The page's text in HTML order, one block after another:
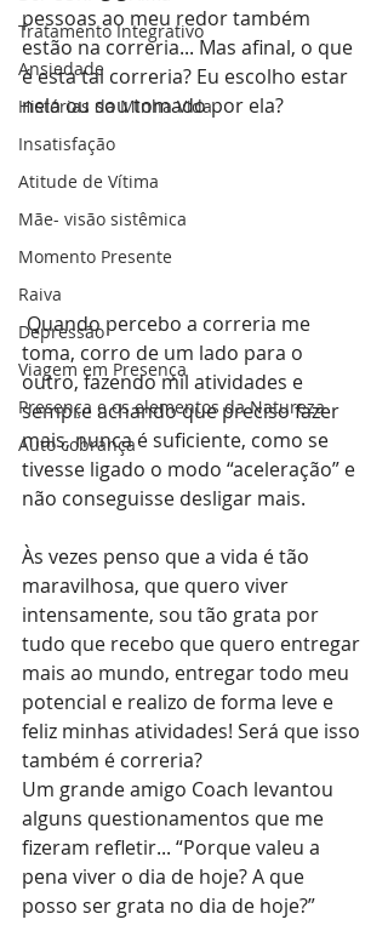
Tratamento Integrativo
Ansiedade
Histórias da Minha Vida
Insatisfação
Atitude de Vítima
Mãe- visão sistêmica
Momento Presente
Raiva
Depressão
Viagem em Presença
Presença e os elementos da Natureza
Auto cobrança
pessoas ao meu redor também
estão na correria... Mas afinal, o que
é esta tal correria? Eu escolho estar
nela ou sou tomado por ela?
Quando percebo a correria me
toma, corro de um lado para o
outro, fazendo mil atividades e
sempre achando que preciso fazer
mais, nunca é suficiente, como se
tivesse ligado o modo “aceleração” e
não conseguisse desligar mais.
Às vezes penso que a vida é tão
maravilhosa, que quero viver
intensamente, sou tão grata por
tudo que recebo que quero entregar
mais ao mundo, entregar todo meu
potencial e realizo de forma leve e
feliz minhas atividades! Será que isso
também é correria?
Um grande amigo Coach levantou
alguns questionamentos que me
fizeram refletir... “Porque valeu a
pena viver o dia de hoje? A que
posso ser grata no dia de hoje?”